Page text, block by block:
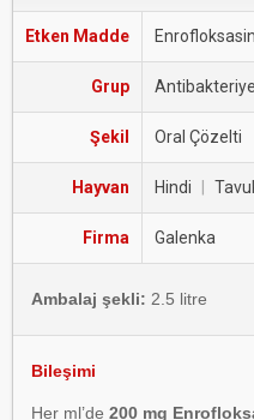
Etken Madde Enrofloksasin
Grup Antibakteriyel
Şekil Oral Çözelti
Hayvan Hindi
Firma Galenka
Ambalaj şekli: 2.5 litre
Bileşimi
Her ml’de 200 mg